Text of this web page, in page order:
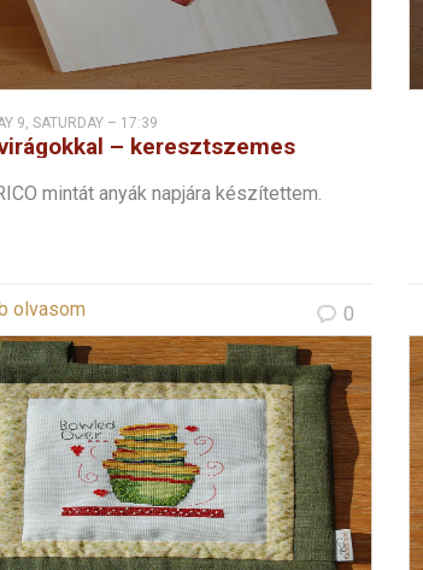
9, SATURDAY – 17:39
– keresztszemes
mintát anyák napjára készítettem.
olvasom 0